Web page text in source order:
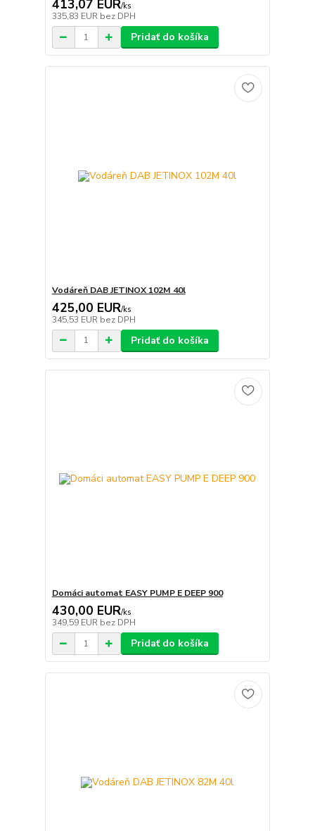
413,07 EUR/ks
335,83 EUR bez DPH
Pridať do košíka
Vodáreň DAB JETINOX 102M 40l
425,00 EUR/ks
345,53 EUR bez DPH
Pridať do košíka
Domáci automat EASY PUMP E DEEP 900
430,00 EUR/ks
349,59 EUR bez DPH
Pridať do košíka